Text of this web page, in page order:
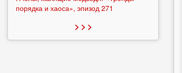
порядка и хаоса», эпизод 271
> > >